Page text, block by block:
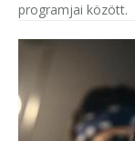
programjai között.